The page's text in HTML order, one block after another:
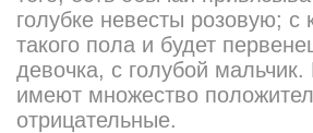
голубке невесты розовую; с
такого пола и будет
девочка, с голубой
имеют множество
отрицательные.